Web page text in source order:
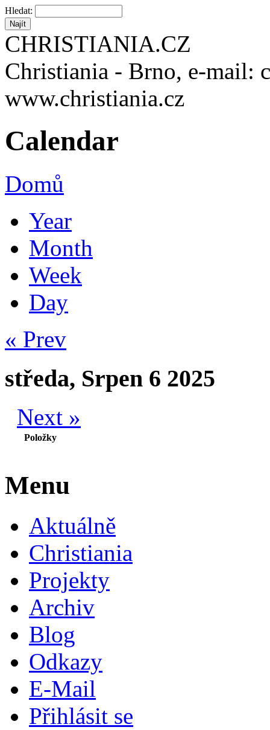
Hledat:
CHRISTIANIA.CZ
Christiania - Brno, e-mail:
www.christiania.cz
Calendar
Domů
Year
Month
Week
Day
« Prev
středa, Srpen 6 2025
Next »
Položky
Menu
Aktuálně
Christiania
Projekty
Archiv
Blog
Odkazy
E-Mail
Přihlásit se